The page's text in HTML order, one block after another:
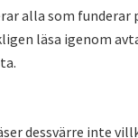
alla som funderar
läsa igenom
dessvärre inte